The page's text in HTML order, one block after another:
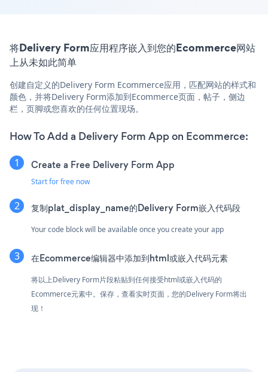
将Delivery Form应用程序嵌入到您的Ecommerce网站
上从未如此简单
创建自定义的Delivery Form Ecommerce应用，匹配网站的样式和
颜色，并将Delivery Form添加到Ecommerce页面，帖子，侧边
栏，页脚或您喜欢的任何位置现场。
How To Add a Delivery Form App on Ecommerce:
Create a Free Delivery Form App
Start for free now
复制plat_display_name的Delivery Form嵌入代码段
Your code block will be available once you create your app
在Ecommerce编辑器中添加到html或嵌入代码元素
将以上Delivery Form片段粘贴到任何接受html或嵌入代码的
Ecommerce元素中。保存，查看实时页面，您的Delivery Form将出
现！